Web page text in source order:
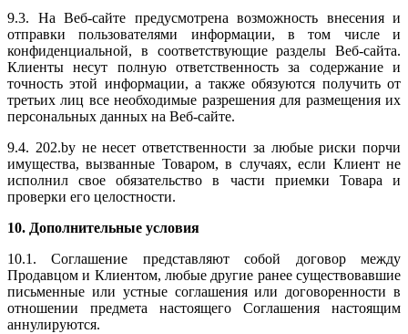
9.3. На Веб-сайте предусмотрена возможность внесения и
отправки пользователями информации, в том числе и
конфиденциальной, в соответствующие разделы Веб-сайта.
Клиенты несут полную ответственность за содержание и
точность этой информации, а также обязуются получить от
третьих лиц все необходимые разрешения для размещения их
персональных данных на Веб-сайте.
9.4. 202.by не несет ответственности за любые риски порчи
имущества, вызванные Товаром, в случаях, если Клиент не
исполнил свое обязательство в части приемки Товара и
проверки его целостности.
10. Дополнительные условия
10.1. Соглашение представляют собой договор между
Продавцом и Клиентом, любые другие ранее существовавшие
письменные или устные соглашения или договоренности в
отношении предмета настоящего Соглашения настоящим
аннулируются.